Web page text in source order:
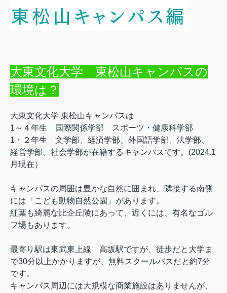
大東文化大学 東松山キャンパスの
環境は？
大東文化大学 東松山キャンパスは
1～４年生 国際関係学部 スポーツ・健康科学部
1・２年生 文学部、経済学部、外国語学部、法学部、
経営学部、社会学部が在籍するキャンパスです。(2024.1
月現在）
キャンパスの周囲は豊かな自然に囲まれ、隣接する南側
には「こども動物自然公園」があります。
紅葉も綺麗な比企丘陵にあって、近くには、有名なゴル
フ場もあります。
最寄り駅は東武東上線 高坂駅ですが、徒歩だと大学ま
で30分以上かかりますが、無料スクールバスだと約7分
です。
キャンパス周辺には大規模な商業施設はありませんが、